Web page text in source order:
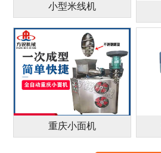
小型米线机
重庆小面机